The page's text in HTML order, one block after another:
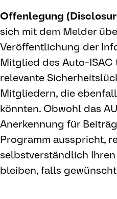
Offenlegung
sich mit dem Melder
Veröffentlichung der
Mitglied des Auto-ISAC
relevante
Mitgliedern, die
könnten. Obwohl das
Anerkennung für
Programm ausspricht,
selbstverständlich
bleiben, falls